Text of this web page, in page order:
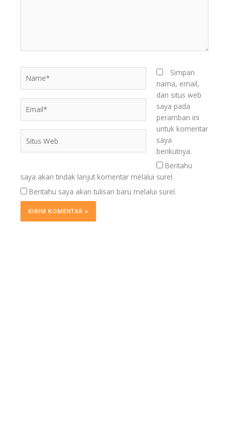
Web
Simpan
nama, email,
dan situs web
saya pada
peramban ini
untuk komentar
saya
berikutnya.
Beritahu
saya akan tindak lanjut komentar melalui surel.
Beritahu saya akan tulisan baru melalui surel.